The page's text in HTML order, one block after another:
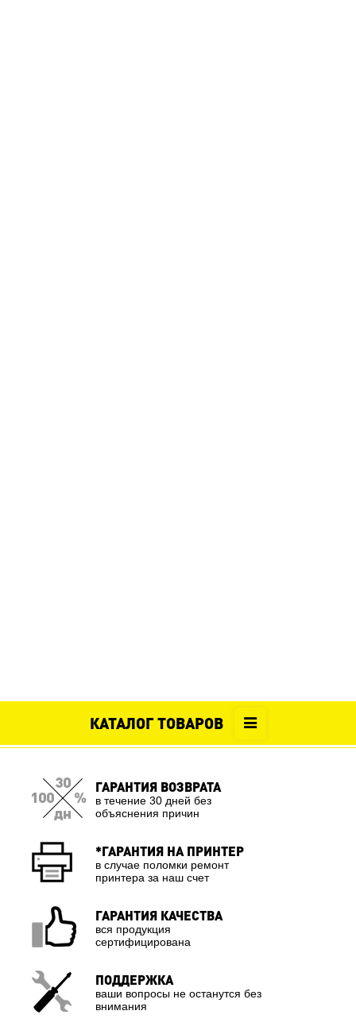
КАТАЛОГ ТОВАРОВ
ГАРАНТИЯ ВОЗВРАТА
в течение 30 дней без
объяснения причин
*ГАРАНТИЯ НА ПРИНТЕР
в случае поломки ремонт
принтера за наш счет
ГАРАНТИЯ КАЧЕСТВА
вся продукция
сертифицирована
ПОДДЕРЖКА
ваши вопросы не останутся без
внимания